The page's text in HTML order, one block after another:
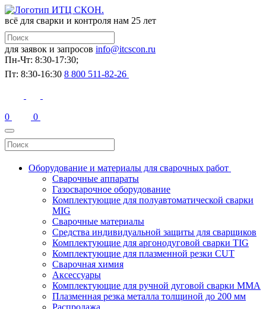
всё для сварки и контроля нам 25 лет
для заявок и запросов info@itcscon.ru
Пн-Чт: 8:30-17:30;
Пт: 8:30-16:30 8 800 511-82-26
0 0
Оборудование и материалы для сварочных работ
Сварочные аппараты
Газосварочное оборудование
Комплектующие для полуавтоматической сварки
MIG
Сварочные материалы
Средства индивидуальной защиты для сварщиков
Комплектующие для аргонодуговой сварки TIG
Комплектующие для плазменной резки CUT
Сварочная химия
Аксессуары
Комплектующие для ручной дуговой сварки MMA
Плазменная резка металла толщиной до 200 мм
Распродажа